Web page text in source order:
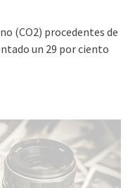
(CO2) procedentes de
un 29 por ciento